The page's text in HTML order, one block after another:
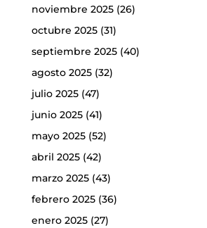
noviembre 2025(26)
octubre 2025(31)
septiembre 2025(40)
agosto 2025(32)
julio 2025(47)
junio 2025(41)
mayo 2025(52)
abril 2025(42)
marzo 2025(43)
febrero 2025(36)
enero 2025(27)